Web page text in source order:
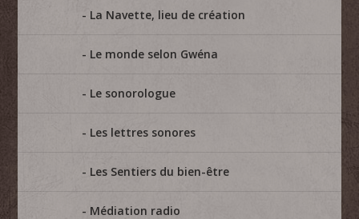
La Navette, lieu de création
Le monde selon Gwéna
Le sonorologue
Les lettres sonores
Les Sentiers du bien-être
Médiation radio